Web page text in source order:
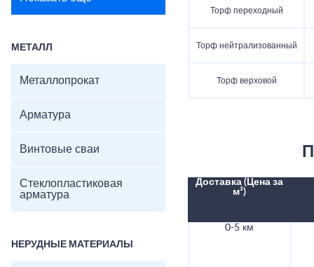
МЕТАЛЛ
Металлопрокат
Арматура
Винтовые сваи
Стеклопластиковая
арматура
НЕРУДНЫЕ МАТЕРИАЛЫ
Торф переходный
Торф нейтрализованный
Торф верховой
Доставка (Цена за
м³)
0-5 км